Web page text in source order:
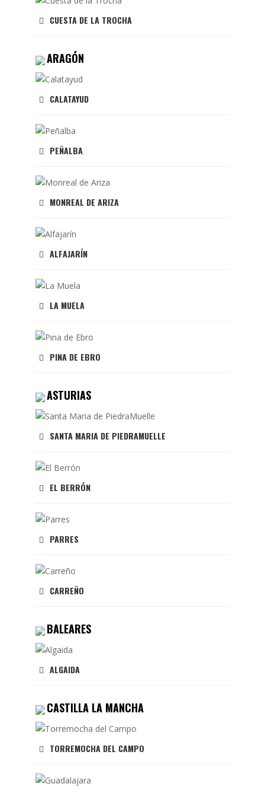
CUESTA DE LA TROCHA
ARAGÓN
CALATAYUD
PEÑALBA
MONREAL DE ARIZA
ALFAJARÍN
LA MUELA
PINA DE EBRO
ASTURIAS
SANTA MARIA DE PIEDRAMUELLE
EL BERRÓN
PARRES
CARREÑO
BALEARES
ALGAIDA
CASTILLA LA MANCHA
TORREMOCHA DEL CAMPO